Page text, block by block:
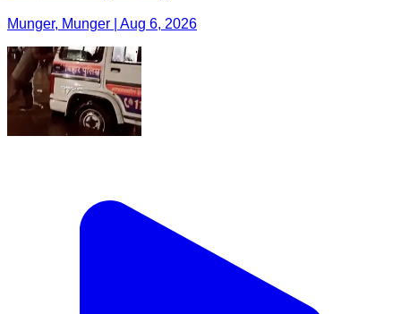
Munger, Munger | Aug 6, 2026